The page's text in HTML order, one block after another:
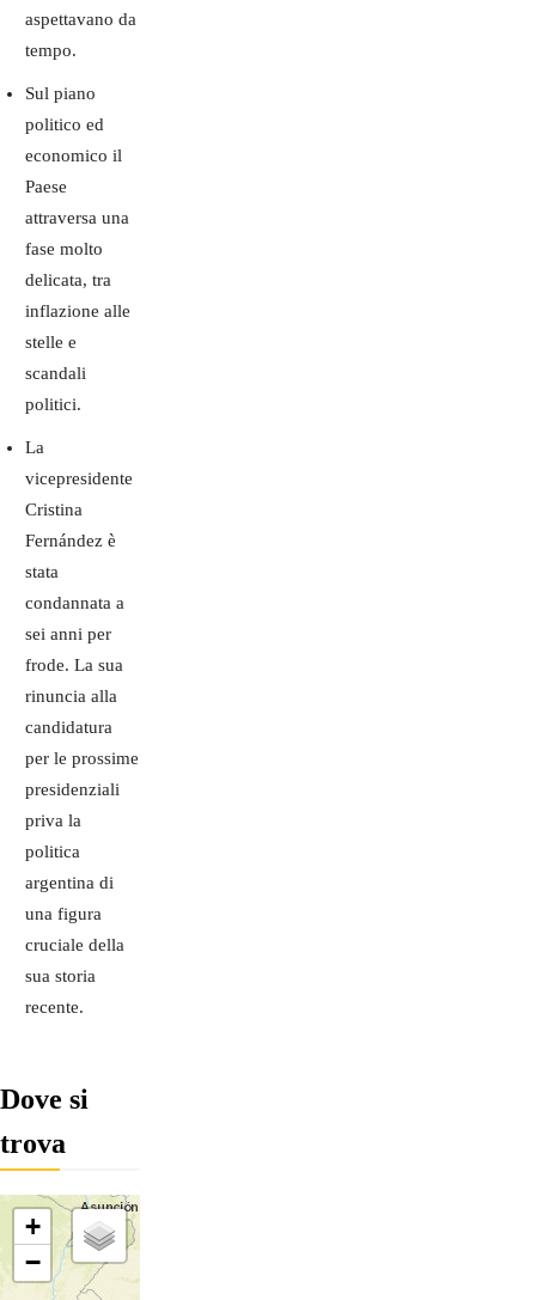
aspettavano da
tempo.
Sul piano
politico ed
economico il
Paese
attraversa una
fase molto
delicata, tra
inflazione alle
stelle e
scandali
politici.
La
vicepresidente
Cristina
Fernández è
stata
condannata a
sei anni per
frode. La sua
rinuncia alla
candidatura
per le prossime
presidenziali
priva la
politica
argentina di
una figura
cruciale della
sua storia
recente.
Dove si
trova